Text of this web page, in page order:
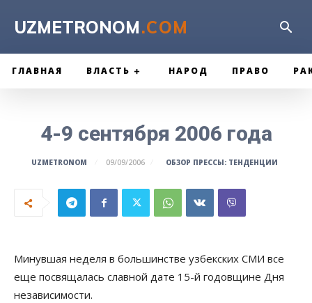
UZMETRONOM.COM
ГЛАВНАЯ ВЛАСТЬ НАРОД ПРАВО
4-9 сентября 2006 года
UZMETRONOM 09/09/2006 ОБЗОР ПРЕССЫ: ТЕНДЕНЦИИ
Минувшая неделя в большинстве узбекских СМИ все
еще посвящалась славной дате 15-й годовщине Дня
независимости.